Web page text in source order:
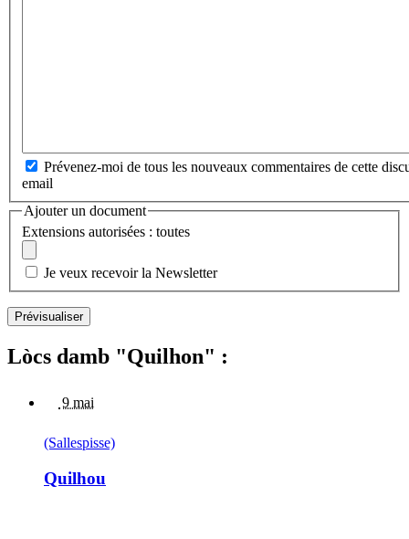
Prévenez-moi de tous les nouveaux commentaires de cette
email
Ajouter un document
Extensions autorisées : toutes
Je veux recevoir la Newsletter
Lòcs damb "Quilhon" :
9 mai
(Sallespisse)
Quilhou